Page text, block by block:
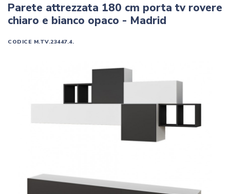
Parete attrezzata 180 cm porta tv rovere
chiaro e bianco opaco - Madrid
CODICE M.TV.23447.4.